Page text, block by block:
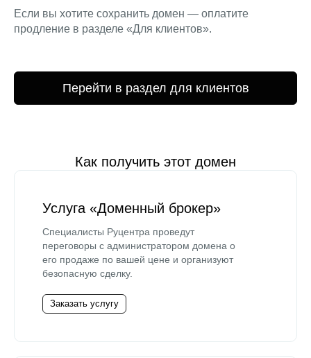
Если вы хотите сохранить домен — оплатите
продление в разделе «Для клиентов».
Перейти в раздел для клиентов
Как получить этот домен
Услуга «Доменный брокер»
Специалисты Руцентра проведут
переговоры с администратором домена о
его продаже по вашей цене и организуют
безопасную сделку.
Заказать услугу